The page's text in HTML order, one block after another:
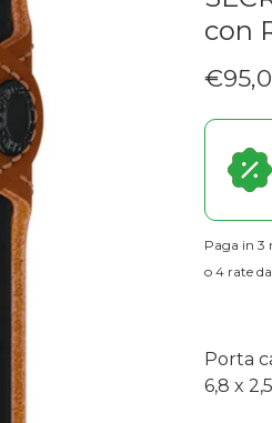
con
Prezzo
Paga in 3
o 4 rate da
Porta
6,8 x